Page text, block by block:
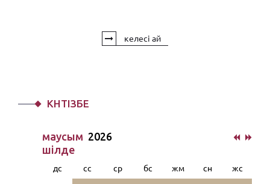
келесі ай
КҮНТІЗБЕ
маусым 2026
шiлде
дс сс ср бс жм сн жс